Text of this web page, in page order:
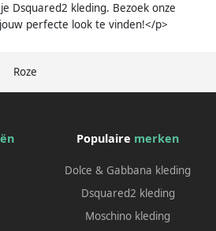
Roze
Dsquared2 kleding. Bezoek onze
perfecte look te vinden!</p>
Populaire merken
Dolce & Gabbana kleding
Dsquared2 kleding
Moschino kleding